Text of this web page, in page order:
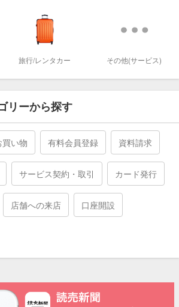
旅行/レンタカー その他(サービス)
リーから探す
買い物 有料会員登録 資料請求
サービス契約・取引 カード発行
店舗への来店 口座開設